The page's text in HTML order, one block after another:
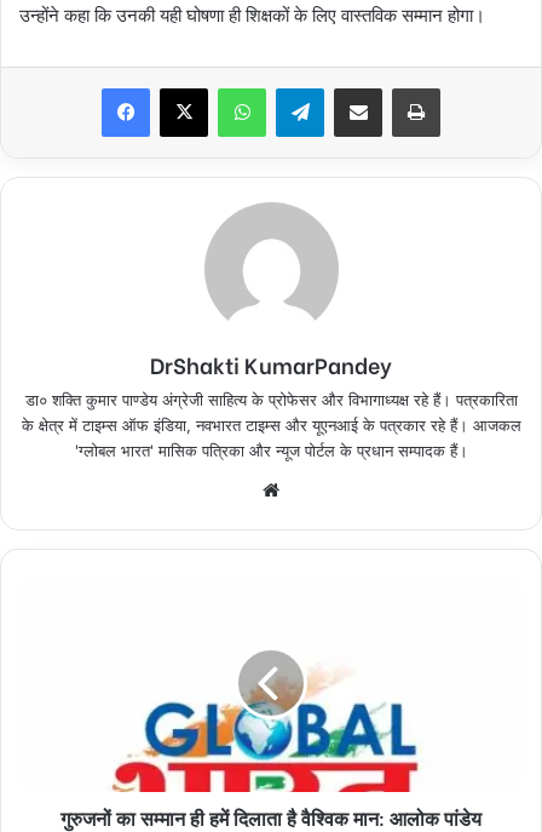
उन्होंने कहा कि उनकी यही घोषणा ही शिक्षकों के लिए वास्तविक सम्मान होगा।
Facebook
X WhatsAppTelegramShare via Email Print
DrShakti KumarPandey
डा० शक्ति कुमार पाण्डेय अंग्रेजी साहित्य के प्रोफेसर और विभागाध्यक्ष रहे हैं। पत्रकारिता
के क्षेत्र में टाइम्स ऑफ इंडिया, नवभारत टाइम्स और यूएनआई के पत्रकार रहे हैं। आजकल
'ग्लोबल भारत' मासिक पत्रिका और न्यूज पोर्टल के प्रधान सम्पादक हैं।
गुरुजनों का सम्मान ही हमें दिलाता है वैश्विक मान: आलोक पांडेय